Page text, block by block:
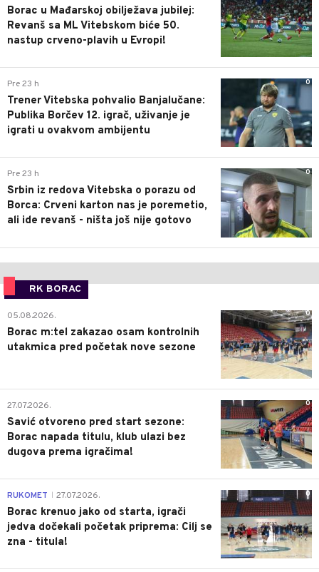
Borac u Mađarskoj obilježava jubilej:
Revanš sa ML Vitebskom biće 50.
nastup crveno-plavih u Evropi!
0
Pre 23 h
Trener Vitebska pohvalio Banjalučane:
Publika Borčev 12. igrač, uživanje je
igrati u ovakvom ambijentu
0
Pre 23 h
Srbin iz redova Vitebska o porazu od
Borca: Crveni karton nas je poremetio,
ali ide revanš - ništa još nije gotovo
RK BORAC
0
05.08.2026.
Borac m:tel zakazao osam kontrolnih
utakmica pred početak nove sezone
0
27.07.2026.
Savić otvoreno pred start sezone:
Borac napada titulu, klub ulazi bez
dugova prema igračima!
0
RUKOMET 27.07.2026.
Borac krenuo jako od starta, igrači
jedva dočekali početak priprema: Cilj se
zna - titula!